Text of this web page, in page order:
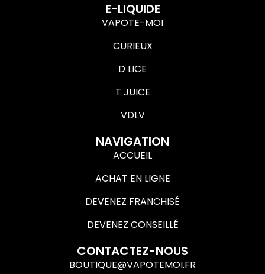
E-LIQUIDE
VAPOTE-MOI
CURIEUX
D LICE
T JUICE
VDLV
NAVIGATION
ACCUEIL
ACHAT EN LIGNE
DEVENEZ FRANCHISÉ
DEVENEZ CONSEILLÉ
CONTACTEZ-NOUS
BOUTIQUE@VAPOTEMOI.FR